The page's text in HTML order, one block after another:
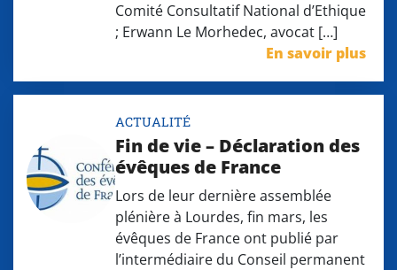
Comité Consultatif National d’Ethique
; Erwann Le Morhedec, avocat […]
En savoir plus
ACTUALITÉ
Fin de vie – Déclaration des
évêques de France
Lors de leur dernière assemblée
plénière à Lourdes, fin mars, les
évêques de France ont publié par
l’intermédiaire du Conseil permanent